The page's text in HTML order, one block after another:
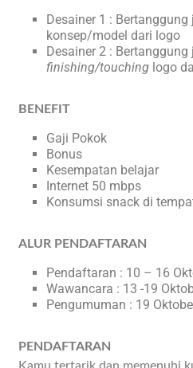
Desainer 1 :
konsep/model dari logo
Desainer 2 :
finishing/touching logo
BENEFIT
Gaji Pokok
Bonus
Kesempatan belajar
Internet 50 mbps
Konsumsi snack di
ALUR PENDAFTARAN
Pendaftaran : 10 – 16
Wawancara : 13 -19
Pengumuman : 19
PENDAFTARAN